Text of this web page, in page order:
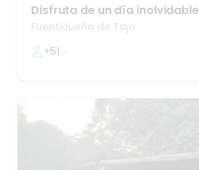
Disfruta de un día inolvidable
Complejo Rural🪴
Fuentidueña de Tajo
+51